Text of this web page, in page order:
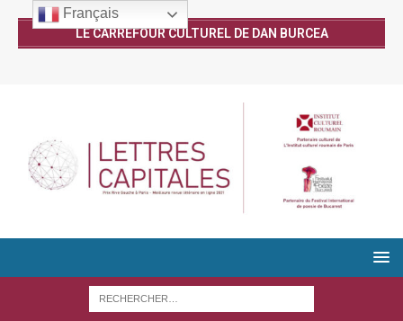
LE CARREFOUR CULTUREL DE DAN BURCEA
Français